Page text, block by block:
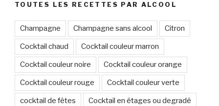
TOUTES LES RECETTES PAR ALCOOL
Champagne Champagne sans alcool Citron
Cocktail chaud Cocktail couleur marron
Cocktail couleur noire Cocktail couleur orange
Cocktail couleur rouge Cocktail couleur verte
cocktail de fêtes Cocktail en étages ou degradé